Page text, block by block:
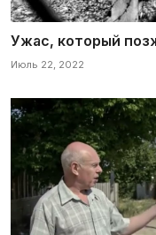
Ужас, который
Июль 22, 2022